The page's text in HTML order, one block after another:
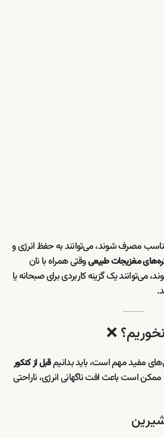
مصرف شوند، می‌توانند به حفظ انرژی و
مغزیجات طبیعیوقتی همراه با نان
یک گزینه کاربردی برای صبحانه یا
❌
مفید مهم است، باید بدانیمقبل از کنکور
است باعث افت ناگهانی انرژی، ناراحتی